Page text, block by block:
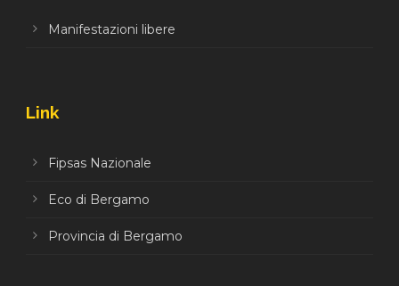
Manifestazioni libere
Link
Fipsas Nazionale
Eco di Bergamo
Provincia di Bergamo